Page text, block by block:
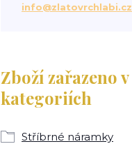
Zboží zařazeno v
kategoriích
Stříbrné náramky
info@zlatovrchlabi.cz